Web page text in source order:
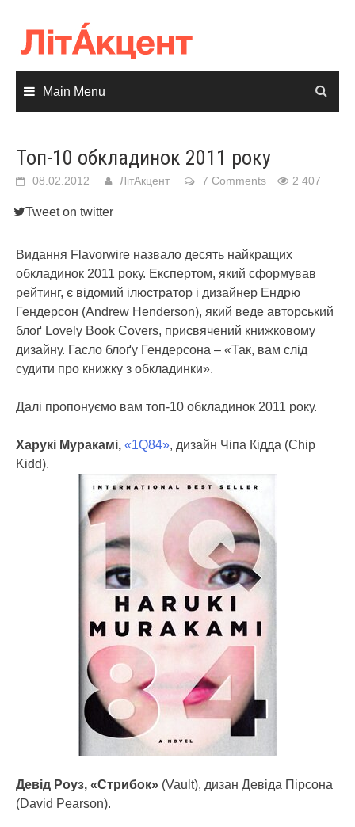
content
Main Menu
Топ-10 обкладинок 2011 року
08.02.2012 ЛітАкцент 7 Comments 2 407
Tweet on twitter
Видання Flavorwire назвало десять найкращих
обкладинок 2011 року. Експертом, який сформував
рейтинг, є відомий ілюстратор і дизайнер Ендрю
Гендерсон (Andrew Henderson), який веде авторський
блоґ Lovely Book Covers, присвячений книжковому
дизайну. Гасло блоґу Гендерсона – «Так, вам слід
судити про книжку з обкладинки».
Далі пропонуємо вам топ-10 обкладинок 2011 року.
Харукі Муракамі, «1Q84», дизайн Чіпа Кідда (Chip
Kidd).
Девід Роуз, «Стрибок» (Vault), дизан Девіда Пірсона
(David Pearson).